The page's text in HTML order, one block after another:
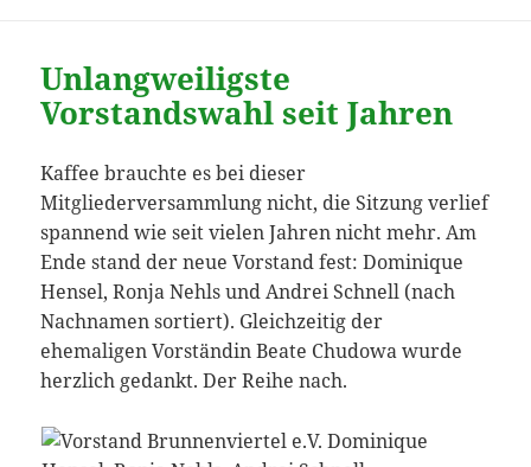
Unlangweiligste
Vorstandswahl seit Jahren
Kaffee brauchte es bei dieser
Mitgliederversammlung nicht, die Sitzung verlief
spannend wie seit vielen Jahren nicht mehr. Am
Ende stand der neue Vorstand fest: Dominique
Hensel, Ronja Nehls und Andrei Schnell (nach
Nachnamen sortiert). Gleichzeitig der
ehemaligen Vorständin Beate Chudowa wurde
herzlich gedankt. Der Reihe nach.